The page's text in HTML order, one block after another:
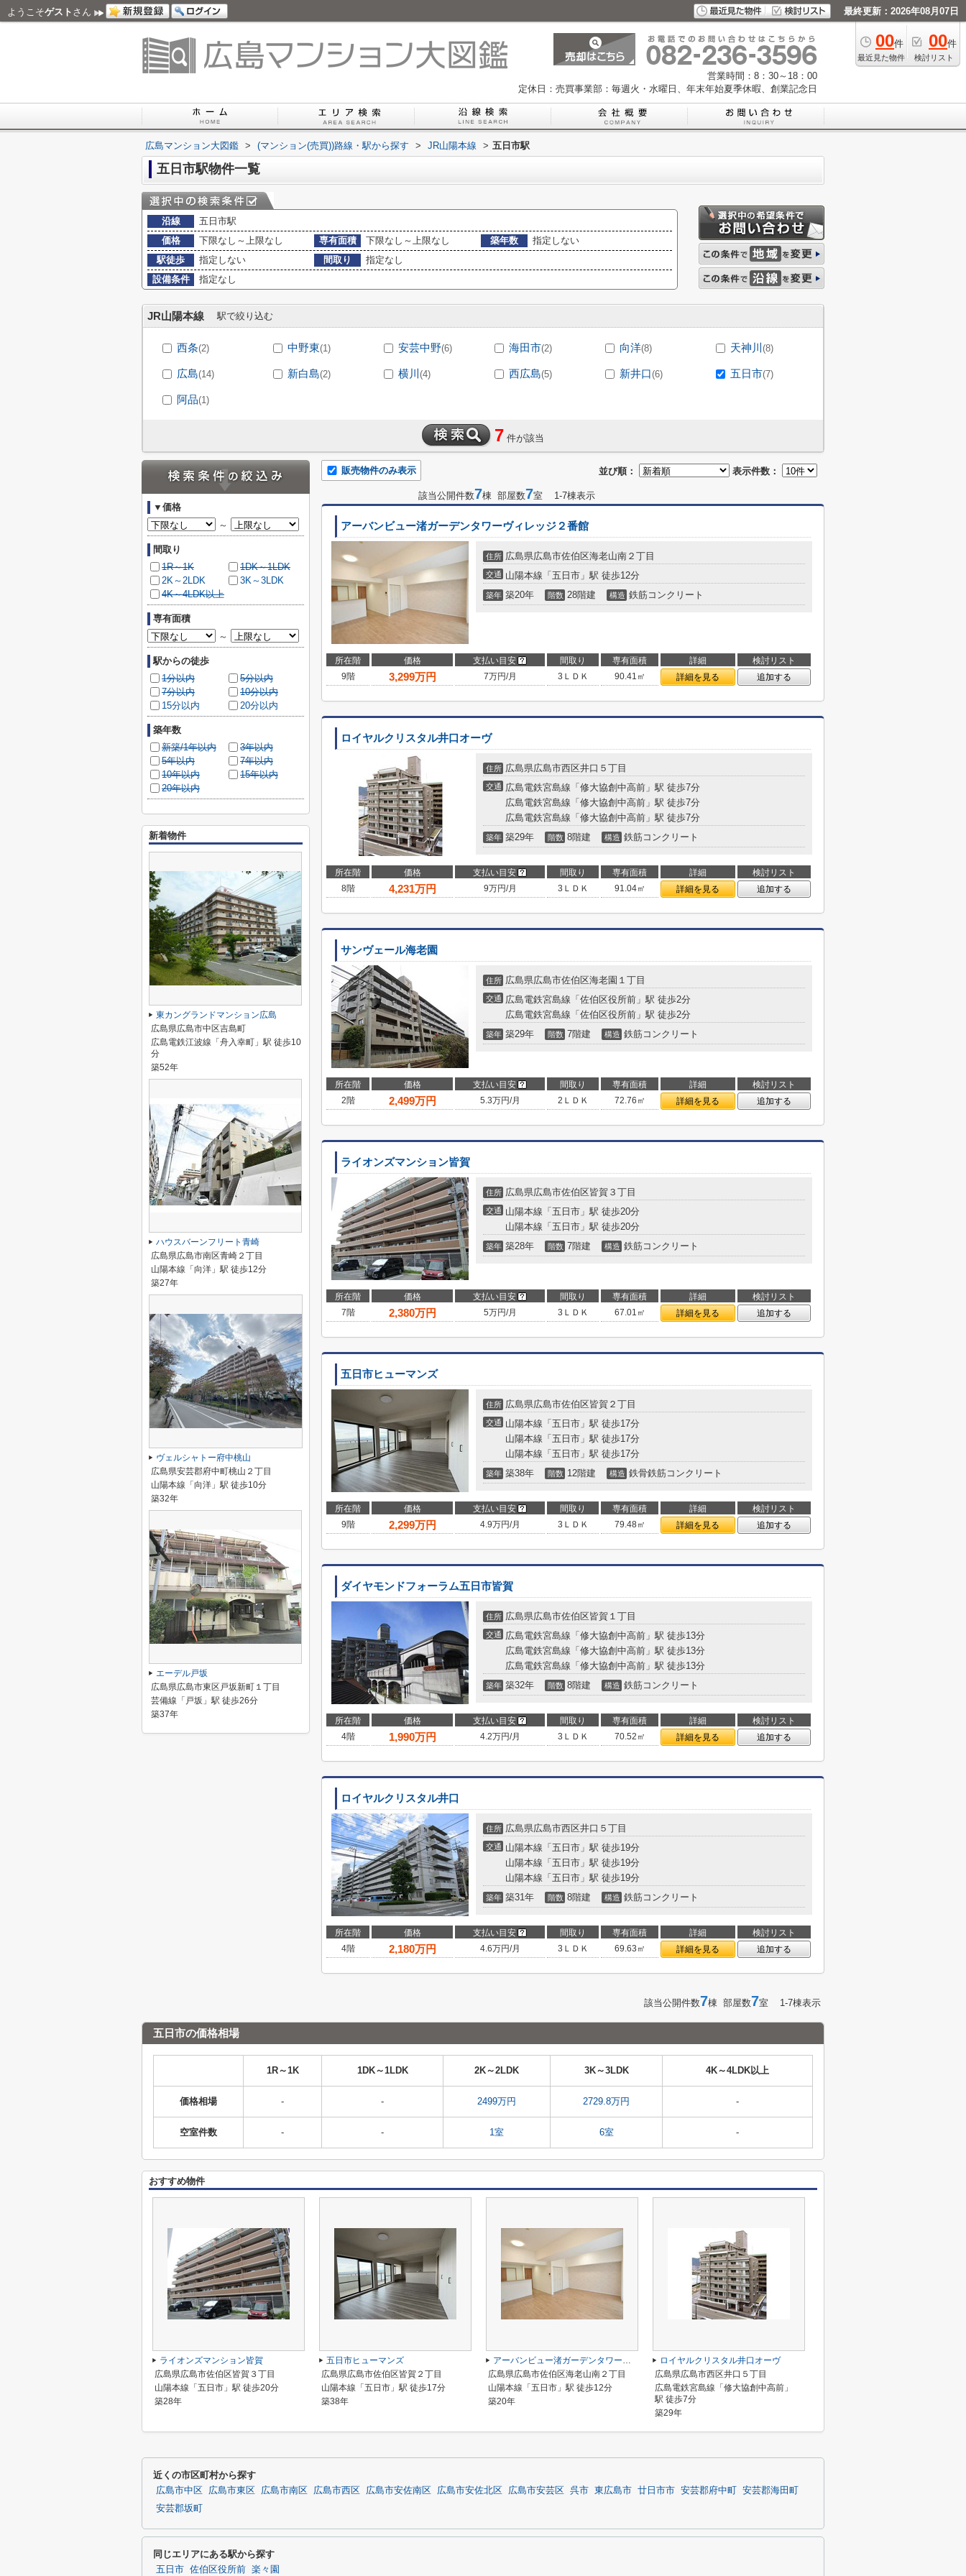
ようこそゲスト さん 最終更新：2026年08月07日
00件
最近見た物件
00件
検討リスト
営業時間：8：30～18：00
定休日：売買事業部：毎週火・水曜日、年末年始夏季休暇、創業記念日
広島マンション大図鑑 > (マンション(売買))路線・駅から探す > JR山陽本線 > 五日市駅
五日市駅物件一覧
沿線
五日市駅
価格
下限なし～上限なし 専有面積 下限なし～上限なし 築年数
指定しない
駅徒歩
指定しない 間取り
指定なし
設備条件
指定なし
JR山陽本線 駅で絞り込む
西条(2) 中野東(1) 安芸中野(6) 海田市(2) 向洋(8) 天神川 (8)
広島(14) 新白島(2) 横川 (4) 西広島(5) 新井口(6) 五日市(7)
阿品(1)
7 件が該当
並び順： 表示件数：
販売物件のみ表示
該当公開件数7棟 部屋数7室 1-7棟表示
アーバンビュー渚ガーデンタワーヴィレッジ２番館
住所 広島県広島市佐伯区海老山南２丁目
交通 山陽本線「五日市」駅 徒歩12分
築年 築20年 階数 28階建 構造 鉄筋コンクリート
所在階 価格 支払い目安 間取り 専有面積 詳細
検討リスト
9階
3,299万円 7万円/月 3ＬＤＫ 90.41㎡ 詳細を見る 追加する
ロイヤルクリスタル井口オーヴ
住所 広島県広島市西区井口５丁目
交通 広島電鉄宮島線「修大協創中高前」駅 徒歩7分
広島電鉄宮島線「修大協創中高前」駅 徒歩7分
広島電鉄宮島線「修大協創中高前」駅 徒歩7分
築年 築29年 階数 8階建 構造 鉄筋コンクリート
所在階 価格 支払い目安 間取り 専有面積 詳細
検討リスト
8階
4,231万円 9万円/月 3ＬＤＫ 91.04㎡ 詳細を見る 追加する
サンヴェール海老園
住所 広島県広島市佐伯区海老園１丁目
交通 広島電鉄宮島線「佐伯区役所前」駅 徒歩2分
広島電鉄宮島線「佐伯区役所前」駅 徒歩2分
築年 築29年 階数 7階建 構造 鉄筋コンクリート
所在階 価格 支払い目安 間取り 専有面積 詳細
検討リスト
2階
2,499万円 5.3万円/月 2ＬＤＫ 72.76㎡ 詳細を見る 追加する
ライオンズマンション皆賀
住所 広島県広島市佐伯区皆賀３丁目
交通 山陽本線「五日市」駅 徒歩20分
山陽本線「五日市」駅 徒歩20分
築年 築28年 階数 7階建 構造 鉄筋コンクリート
所在階 価格 支払い目安 間取り 専有面積 詳細
検討リスト
7階
2,380万円 5万円/月 3ＬＤＫ 67.01㎡ 詳細を見る 追加する
五日市ヒューマンズ
住所 広島県広島市佐伯区皆賀２丁目
交通 山陽本線「五日市」駅 徒歩17分
山陽本線「五日市」駅 徒歩17分
山陽本線「五日市」駅 徒歩17分
築年 築38年 階数 12階建 構造 鉄骨鉄筋コンクリート
所在階 価格 支払い目安 間取り 専有面積 詳細
検討リスト
9階
2,299万円 4.9万円/月 3ＬＤＫ 79.48㎡ 詳細を見る 追加する
ダイヤモンドフォーラム五日市皆賀
住所 広島県広島市佐伯区皆賀１丁目
交通 広島電鉄宮島線「修大協創中高前」駅 徒歩13分
広島電鉄宮島線「修大協創中高前」駅 徒歩13分
広島電鉄宮島線「修大協創中高前」駅 徒歩13分
築年 築32年 階数 8階建 構造 鉄筋コンクリート
所在階 価格 支払い目安 間取り 専有面積 詳細
検討リスト
4階
1,990万円 4.2万円/月 3ＬＤＫ 70.52㎡ 詳細を見る 追加する
ロイヤルクリスタル井口
住所 広島県広島市西区井口５丁目
交通 山陽本線「五日市」駅 徒歩19分
山陽本線「五日市」駅 徒歩19分
山陽本線「五日市」駅 徒歩19分
築年 築31年 階数 8階建 構造 鉄筋コンクリート
所在階 価格 支払い目安 間取り 専有面積 詳細
検討リスト
4階
2,180万円 4.6万円/月 3ＬＤＫ 69.63㎡ 詳細を見る 追加する
該当公開件数7棟 部屋数7室 1-7棟表示
▼価格
～
間取り
1R～1K
1DK～1LDK
2K～2LDK
3K～3LDK
4K～4LDK以上
専有面積
～
駅からの徒歩
1分以内
5分以内
7分以内
10分以内
15分以内
20分以内
築年数
新築/1年以内
3年以内
5年以内
7年以内
10年以内
15年以内
20年以内
新着物件
東カングランドマンション広島
広島県広島市中区吉島町
広島電鉄江波線「舟入幸町」駅 徒歩10
分
築52年
ハウスバーンフリート青崎
広島県広島市南区青崎２丁目
山陽本線「向洋」駅 徒歩12分
築27年
ヴェルシャトー府中桃山
広島県安芸郡府中町桃山２丁目
山陽本線「向洋」駅 徒歩10分
築32年
エーデル戸坂
広島県広島市東区戸坂新町１丁目
芸備線「戸坂」駅 徒歩26分
築37年
五日市の価格相場
1R～1K 1DK～1LDK 2K～2LDK 3K～3LDK 4K～4LDK以上
価格相場 - - 2499万円 2729.8万円 -
空室件数 - - 1室 6室 -
おすすめ物件
ライオンズマンション皆賀
広島県広島市佐伯区皆賀３丁目
山陽本線「五日市」駅 徒歩20分
築28年
五日市ヒューマンズ
広島県広島市佐伯区皆賀２丁目
山陽本線「五日市」駅 徒歩17分
築38年
アーバンビュー渚ガーデンタワーヴィレッジ２番館
広島県広島市佐伯区海老山南２丁目
山陽本線「五日市」駅 徒歩12分
築20年
ロイヤルクリスタル井口オーヴ
広島県広島市西区井口５丁目
広島電鉄宮島線「修大協創中高前」
駅 徒歩7分
築29年
近くの市区町村から探す
広島市中区 広島市東区 広島市南区 広島市西区 広島市安佐南区 広島市安佐北区 広島市安芸区 呉市 東広島市 廿日市市 安芸郡府中町
安芸郡海田町
安芸郡坂町
同じエリアにある駅から探す
五日市 佐伯区役所前 楽々園